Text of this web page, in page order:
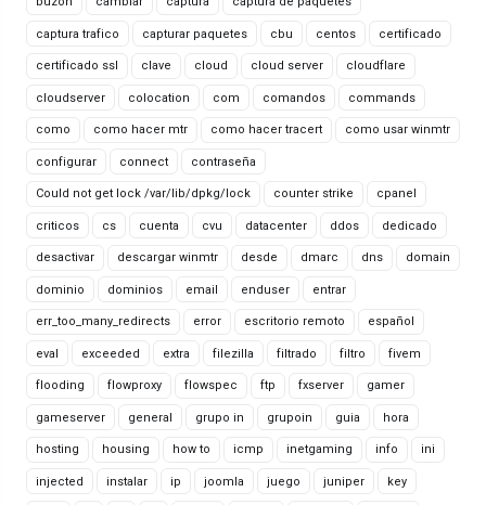
captura trafico capturar paquetes cbu centos certificado
certificado ssl clave cloud cloud server cloudflare
cloudserver colocation com comandos commands
como como hacer mtr como hacer tracert como usar winmtr
configurar connect contraseña
Could not get lock /var/lib/dpkg/lock counter strike cpanel
criticos cs cuenta cvu datacenter ddos dedicado
desactivar descargar winmtr desde dmarc dns domain
dominio dominios email enduser entrar
err_too_many_redirects error escritorio remoto español
eval exceeded extra filezilla filtrado filtro fivem
flooding flowproxy flowspec ftp fxserver gamer
gameserver general grupo in grupoin guia hora
hosting housing how to icmp inetgaming info ini
injected instalar ip joomla juego juniper key